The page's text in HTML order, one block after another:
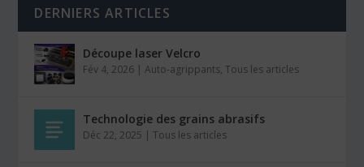
DERNIERS ARTICLES
Découpe laser Velcro
Fév 4, 2026 |Auto-agrippants,Tous les articles
Technologie des grains abrasifs
Déc 22, 2025 |Tous les articles